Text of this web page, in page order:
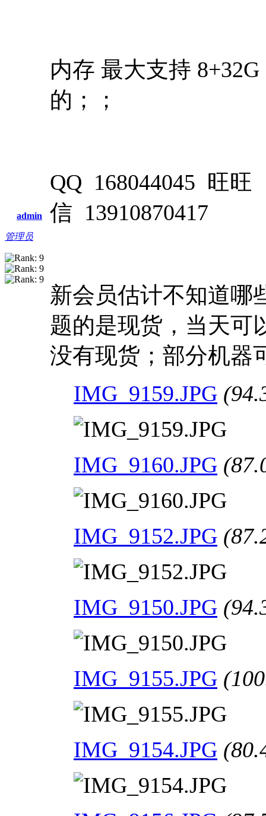
admin
管理员
内存 最大支持
的；；
QQ 168044045 旺
信 13910870417
新会员估计不知道哪
题的是现货，当天可
没有现货；部分机器
IMG_9159.JPG
IMG_9160.JPG
IMG_9152.JPG
IMG_9150.JPG
IMG_9155.JPG
IMG_9154.JPG